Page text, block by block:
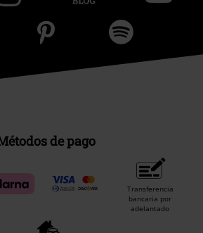
de pago
Transferencia
bancaria por
adelantado